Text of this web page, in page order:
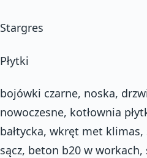
Stargres
Płytki
bojówki czarne, noska,
nowoczesne, kotłownia
bałtycka, wkręt met
sącz, beton b20 w